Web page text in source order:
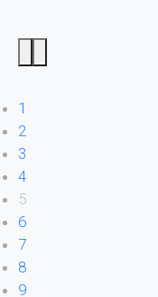
1
2
3
4
5
6
7
8
9